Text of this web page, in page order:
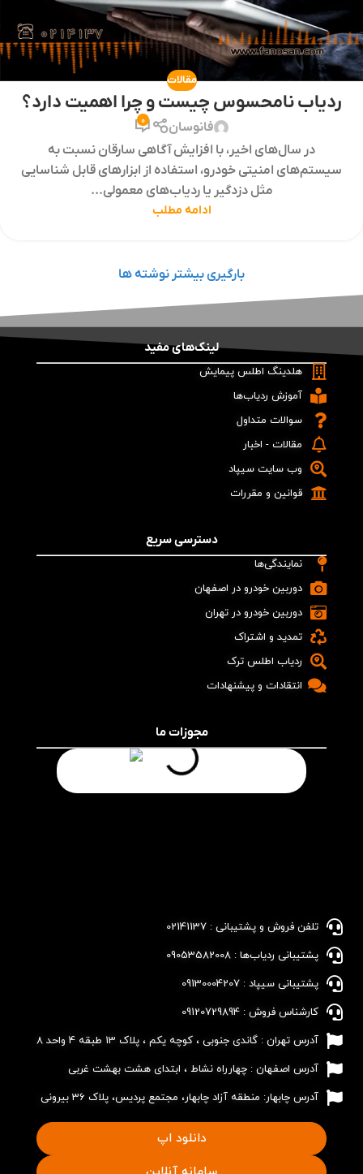
مقالات
ردیاب نامحسوس چیست و چرا اهمیت دارد؟
فانوسان 0
در سال‌های اخیر، با افزایش آگاهی سارقان نسبت به
سیستم‌های امنیتی خودرو، استفاده از ابزارهای قابل شناسایی
مثل دزدگیر یا ردیاب‌های معمولی...
ادامه مطلب
بارگیری بیشتر نوشته ها
لینک‌های مفید
هلدینگ اطلس پیمایش
آموزش ردیاب‌ها
سوالات متداول
مقالات - اخبار
وب سایت سیپاد
قوانین و مقررات
دسترسی سریع
نمایندگی‌ها
دوربین خودرو در اصفهان
دوربین خودرو در تهران
تمدید و اشتراک
ردیاب اطلس ترک
انتقادات و پیشنهادات
مجوزات ما
تلفن فروش و پشتیبانی : 02141137​
پشتیبانی ردیاب‌ها : 09053582008​
پشتیبانی سیپاد : 09130004207​
کارشناس فروش : 09120729894​
آدرس تهران : گاندی جنوبی ، کوچه یکم ، پلاک 13 طبقه 4 واحد 8
آدرس اصفهان : چهارراه نشاط ، ابتدای هشت بهشت غربی
آدرس چابهار: منطقه آزاد چابهار، مجتمع پردیس، پلاک 36 بیرونی
دانلود اپ